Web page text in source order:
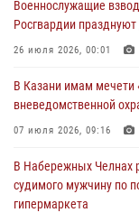
24 июля 2026, 15:05 4
В казанском полку
В Нижнекамске
23 июля 2026, 06:47
В Казани Росгвардия
Военнослужащие
Росгвардии
26 июля 2026, 00:01
В Казани имам мечети
вневедомственной
07 июля 2026, 09:16
В Набережных Челнах
судимого мужчину по
гипермаркета